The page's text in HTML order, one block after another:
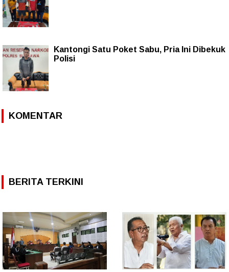
Kantongi Satu Poket Sabu, Pria Ini Dibekuk
Polisi
KOMENTAR
BERITA TERKINI